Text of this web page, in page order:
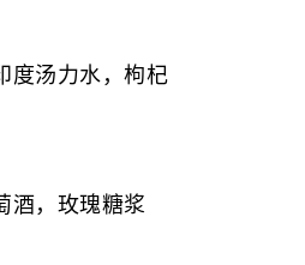
度汤力水，枸杞
酒，玫瑰糖浆